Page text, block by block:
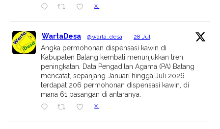
X
WartaDesa @warta_desa · 28 Jul
Angka permohonan dispensasi kawin di
Kabupaten Batang kembali menunjukkan tren
peningkatan. Data Pengadilan Agama (PA) Batang
mencatat, sepanjang Januari hingga Juli 2026
terdapat 206 permohonan dispensasi kawin, di
mana 61 pasangan di antaranya.
X